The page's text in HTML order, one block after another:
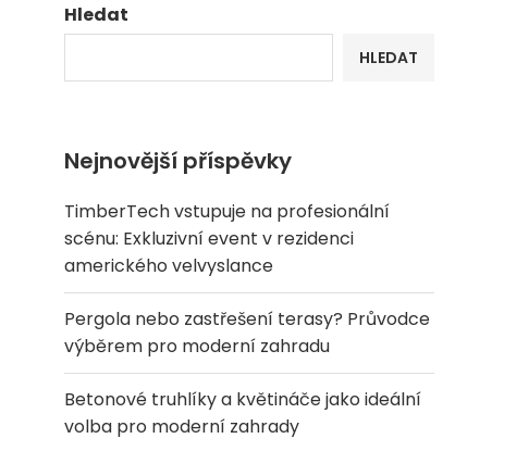
Hledat
HLEDAT
Nejnovější příspěvky
TimberTech vstupuje na profesionální
scénu: Exkluzivní event v rezidenci
amerického velvyslance
Pergola nebo zastřešení terasy? Průvodce
výběrem pro moderní zahradu
Betonové truhlíky a květináče jako ideální
volba pro moderní zahrady